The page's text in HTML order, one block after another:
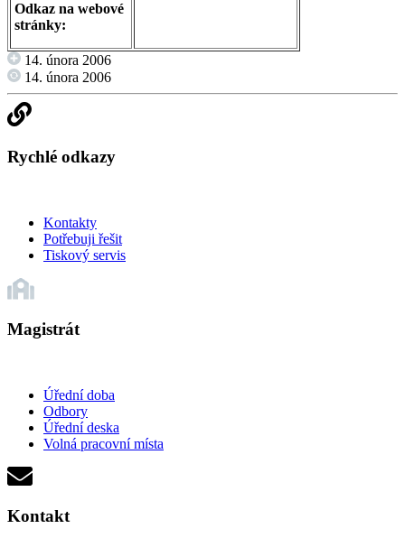
Odkaz na webové
stránky:
14. února 2006
14. února 2006
Rychlé odkazy
Kontakty
Potřebuji řešit
Tiskový servis
Magistrát
Úřední doba
Odbory
Úřední deska
Volná pracovní místa
Kontakt